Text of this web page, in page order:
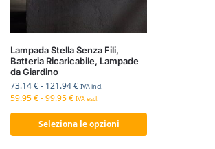
Lampada Stella Senza Fili,
Batteria Ricaricabile, Lampade
da Giardino
73.14€- 121.94€ IVA incl.
59.95€-99.95€ IVA escl.
Seleziona le opzioni